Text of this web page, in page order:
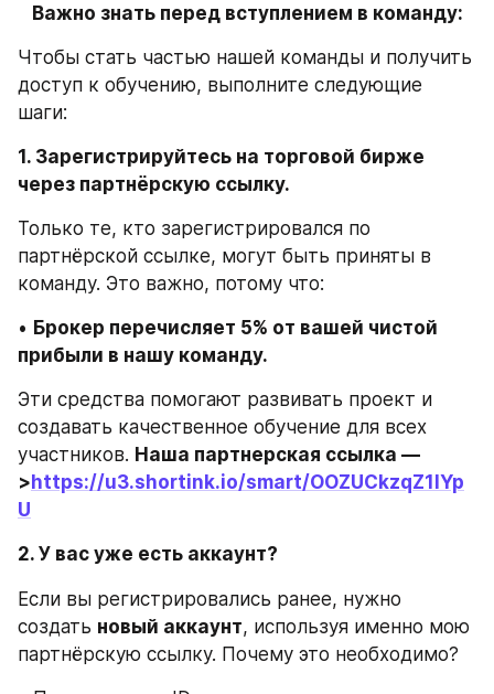
Важно знать перед вступлением в команду:
Чтобы стать частью нашей команды и получить
доступ к обучению, выполните следующие
шаги:
1. Зарегистрируйтесь на торговой бирже
через партнёрскую ссылку.
Только те, кто зарегистрировался по
партнёрской ссылке, могут быть приняты в
команду. Это важно, потому что:
• Брокер перечисляет 5% от вашей чистой
прибыли в нашу команду.
Эти средства помогают развивать проект и
создавать качественное обучение для всех
участников. Наша партнерская ссылка —
> https://u3.shortink.io/smart/OOZUCkzqZ1IYp
U
2. У вас уже есть аккаунт?
Если вы регистрировались ранее, нужно
создать новый аккаунт, используя именно мою
партнёрскую ссылку. Почему это необходимо?